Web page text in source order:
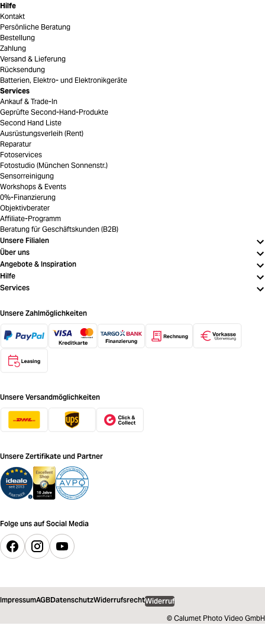
Hilfe
Kontakt
Persönliche Beratung
Bestellung
Zahlung
Versand & Lieferung
Rücksendung
Batterien, Elektro- und Elektronikgeräte
Services
Ankauf & Trade-In
Geprüfte Second-Hand-Produkte
Second Hand Liste
Ausrüstungsverleih (Rent)
Reparatur
Fotoservices
Fotostudio (München Sonnenstr.)
Sensorreinigung
Workshops & Events
0%-Finanzierung
Objektivberater
Affiliate-Programm
Beratung für Geschäftskunden (B2B)
Unsere Filialen
Über uns
Angebote & Inspiration
Hilfe
Services
Unsere Zahlmöglichkeiten
Unsere Versandmöglichkeiten
Unsere Zertifikate und Partner
Folge uns auf Social Media
ImpressumAGBDatenschutzWiderrufsrechtWiderruf
© Calumet Photo Video GmbH